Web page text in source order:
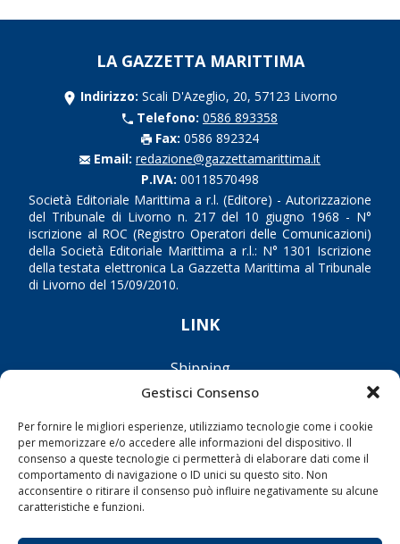
Gestisci Consenso
Per fornire le migliori esperienze, utilizziamo tecnologie come i cookie
per memorizzare e/o accedere alle informazioni del dispositivo. Il
consenso a queste tecnologie ci permetterà di elaborare dati come il
comportamento di navigazione o ID unici su questo sito. Non
acconsentire o ritirare il consenso può influire negativamente su alcune
caratteristiche e funzioni.
LA GAZZETTA MARITTIMA
Indirizzo: Scali D'Azeglio, 20, 57123 Livorno
Telefono: 0586 893358
Fax: 0586 892324
Email: redazione@gazzettamarittima.it
P.IVA: 00118570498
Società Editoriale Marittima a r.l. (Editore) - Autorizzazione
del Tribunale di Livorno n. 217 del 10 giugno 1968 - N°
iscrizione al ROC (Registro Operatori delle Comunicazioni)
della Società Editoriale Marittima a r.l.: N° 1301 Iscrizione
della testata elettronica La Gazzetta Marittima al Tribunale
di Livorno del 15/09/2010.
LINK
Shipping
Porti/Interporti
Trasporti
Varie
Sostenibilità
Compagnie di Navigazione